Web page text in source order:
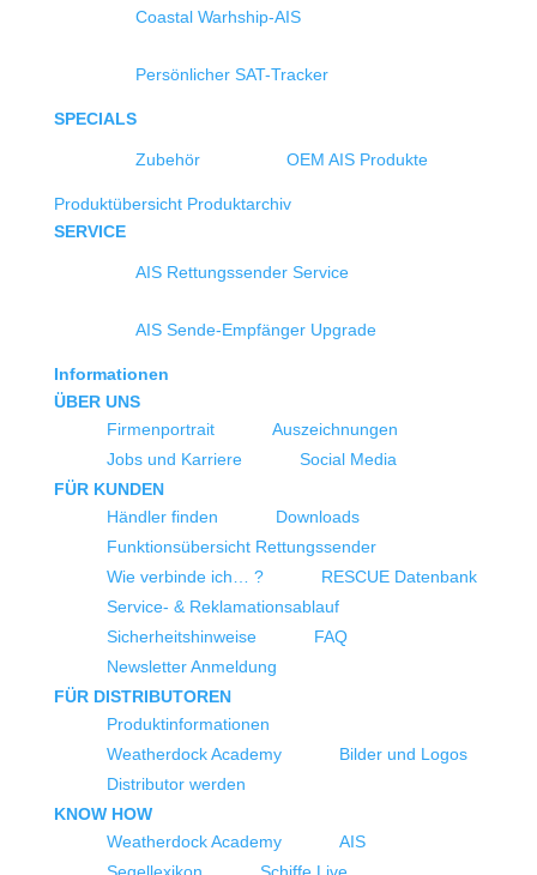
Coastal Warhship-AIS
Persönlicher SAT-Tracker
SPECIALS
Zubehör OEM AIS Produkte
Produktübersicht Produktarchiv
SERVICE
AIS Rettungssender Service
AIS Sende-Empfänger Upgrade
Informationen
ÜBER UNS
Firmenportrait
Auszeichnungen
Jobs und Karriere
Social Media
FÜR KUNDEN
Händler finden
Downloads
Funktionsübersicht Rettungssender
Wie verbinde ich… ?
RESCUE Datenbank
Service- & Reklamationsablauf
Sicherheitshinweise
FAQ
Newsletter Anmeldung
FÜR DISTRIBUTOREN
Produktinformationen
Weatherdock Academy
Bilder und Logos
Distributor werden
KNOW HOW
Weatherdock Academy
AIS
Segellexikon
Schiffe Live